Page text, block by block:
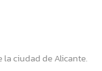
la ciudad de Alicante.